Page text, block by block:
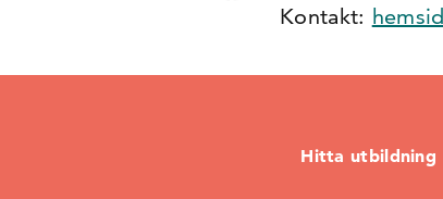
Kontakt:
Hitta utbildning